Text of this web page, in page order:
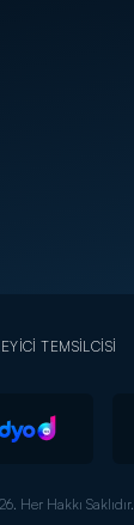
TEMSİLCİSİ
Her Hakkı Saklıdır.